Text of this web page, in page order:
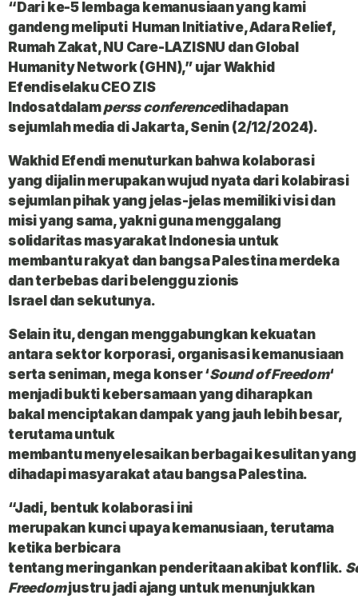
“Dari ke-5 lembaga kemanusiaan yang kami
gandeng meliputi Human Initiative, Adara Relief,
Rumah Zakat, NU Care-LAZISNU danGlobal
Humanity Network (GHN),” ujarWakhid
EfendiselakuCEO ZIS
Indosatdalamperssconferencedihadapan
sejumlah media di Jakarta, Senin (2/12/2024).
Wakhid Efendi menuturkan bahwa kolaborasi
yang dijalin merupakan wujud nyata dari kolabirasi
sejumlan pihak yang jelas-jelas memiliki visi dan
misi yang sama, yakni guna menggalang
solidaritas masyarakat Indonesia untuk
membantu rakyat dan bangsa Palestina merdeka
dan terbebas dari belenggu zionis
Israel dan sekutunya.
Selain itu, dengan menggabungkan kekuatan
antara sektor korporasi, organisasi kemanusiaan
serta seniman, mega konser ‘Sound ofFreedom‘
menjadi bukti kebersamaan yang diharapkan
bakal menciptakan dampak yang jauh lebih besar,
terutama untuk
membantumenyelesaikanberbagai kesulitanyang
dihadapimasyarakatatau bangsa Palestina.
“Jadi, bentuk kolaborasiini
merupakan kunciupaya kemanusiaan, terutama
ketika berbicara
tentang meringankan penderitaanakibat konflik.
Freedomjustru jadi ajang untuk menunjukkan